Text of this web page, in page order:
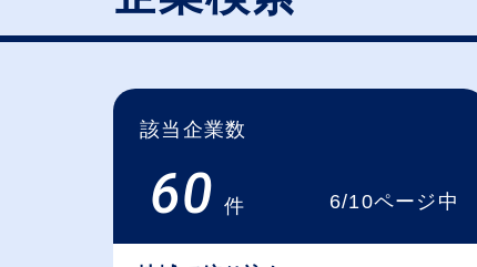
該当企業数
60 件 6/10ページ中